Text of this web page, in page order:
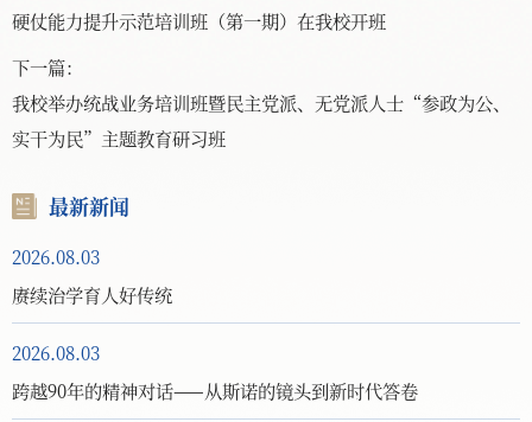
硬仗能力提升示范培训班（第一期）在我校开班
下一篇：
我校举办统战业务培训班暨民主党派、无党派人士“参政为公、
实干为民”主题教育研习班
最新新闻
2026.08.03
赓续治学育人好传统
2026.08.03
跨越90年的精神对话——从斯诺的镜头到新时代答卷